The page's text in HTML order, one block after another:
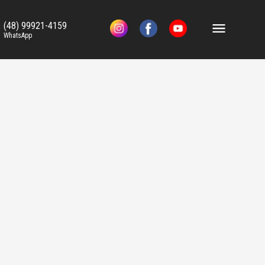
(48) 99921-4159
WhatsApp